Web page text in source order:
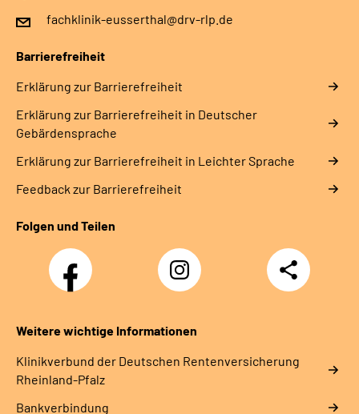
fachklinik-eusserthal@drv-rlp.de
Barrierefreiheit
Erklärung zur Barrierefreiheit
Erklärung zur Barrierefreiheit in Deutscher
Gebärdensprache
Erklärung zur Barrierefreiheit in Leichter Sprache
Feedback zur Barrierefreiheit
Folgen und Teilen
Facebook
Instagram
DRV
Nachwuchskräfte
Teilen
Weitere wichtige Informationen
Klinikverbund der Deutschen Rentenversicherung
Rheinland-Pfalz
Bankverbindung